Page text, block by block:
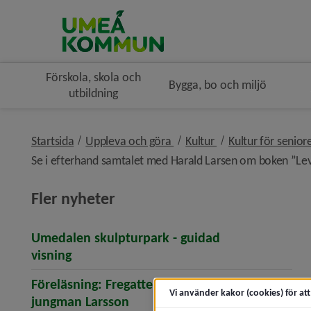
Förskola, skola och
utbildning
Bygga, bo och miljö
Startsida Uppleva och göra nivå i
Kultur nivå i
Kultur för
Se i efterhand samtalet med Harald Larsen om boken
Fler nyheter
Umedalen skulpturpark - guidad
visning(öppnar artikeln Umedalen skulpturpark
Föreläsning: Fregatten Sävenäs och
jungman Larsson (öppnar artikeln Föreläsning:
Vi använder kakor (cookies) för